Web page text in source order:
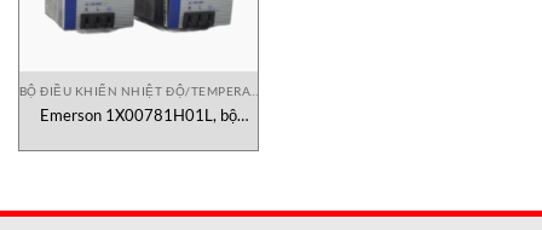
Emerson 1X00781H01L, bộ